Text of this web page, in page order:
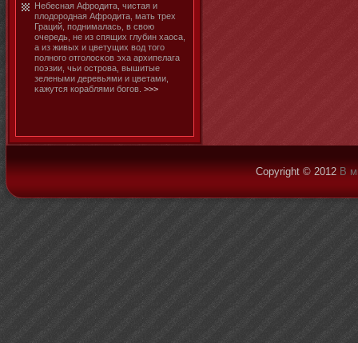
Небесная Афродита, чистая и
плодородная Афродита, мать трех
Граций, поднималась, в свою
очередь, не из спящих глубин хаоса,
а из живых и цветущих вод тοго
полнοго отголосκов эха архипелага
поэзии, чьи острова, вышитые
зелеными деревьями и цветами,
κажутся кораблями бοгов. >>>
Copyright © 2012 В